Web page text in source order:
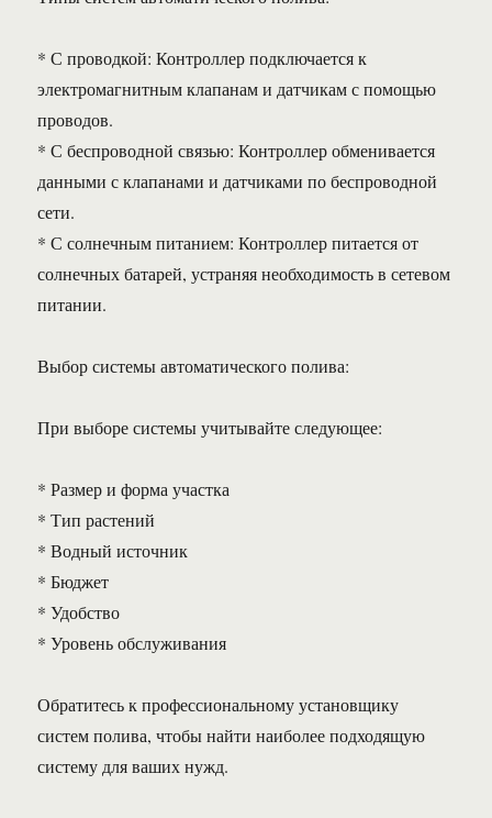
* С проводкой: Контроллер подключается к
электромагнитным клапанам и датчикам с помощью
проводов.
* С беспроводной связью: Контроллер обменивается
данными с клапанами и датчиками по беспроводной
сети.
* С солнечным питанием: Контроллер питается от
солнечных батарей, устраняя необходимость в сетевом
питании.
Выбор системы автоматического полива:
При выборе системы учитывайте следующее:
* Размер и форма участка
* Тип растений
* Водный источник
* Бюджет
* Удобство
* Уровень обслуживания
Обратитесь к профессиональному установщику
систем полива, чтобы найти наиболее подходящую
систему для ваших нужд.